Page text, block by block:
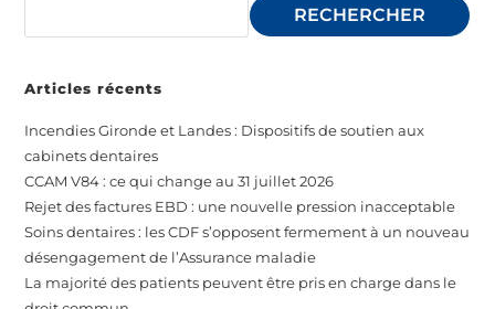
RECHERCHER
Articles récents
Incendies Gironde et Landes : Dispositifs de soutien aux
cabinets dentaires
CCAM V84 : ce qui change au 31 juillet 2026
Rejet des factures EBD : une nouvelle pression inacceptable
Soins dentaires : les CDF s’opposent fermement à un nouveau
désengagement de l’Assurance maladie
La majorité des patients peuvent être pris en charge dans le